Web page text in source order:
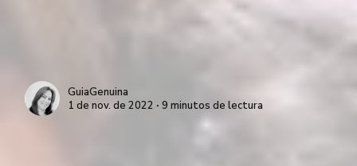
GuiaGenuina
1 de nov. de 2022 ∙ 9 minutos de lectura